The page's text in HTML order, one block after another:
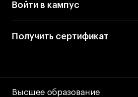
Войти в кампус
Получить сертификат
Высшее образование